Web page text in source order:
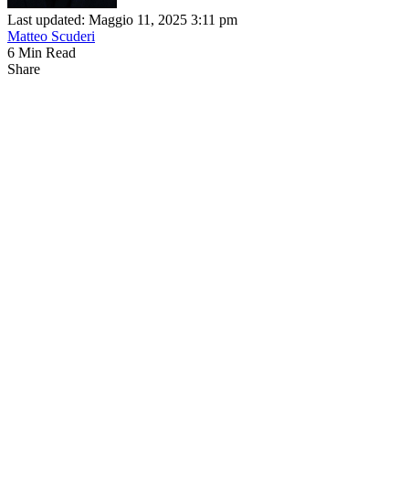
Last updated: Maggio 11, 2025 3:11 pm
Matteo Scuderi
6 Min Read
Share